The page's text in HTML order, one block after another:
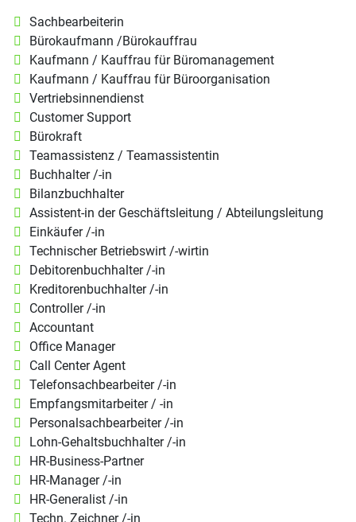
Sachbearbeiterin
Bürokaufmann /Bürokauffrau
Kaufmann / Kauffrau für Büromanagement
Kaufmann / Kauffrau für Büroorganisation
Vertriebsinnendienst
Customer Support
Bürokraft
Teamassistenz / Teamassistentin
Buchhalter /-in
Bilanzbuchhalter
Assistent-in der Geschäftsleitung / Abteilungsleitung
Einkäufer /-in
Technischer Betriebswirt /-wirtin
Debitorenbuchhalter /-in
Kreditorenbuchhalter /-in
Controller /-in
Accountant
Office Manager
Call Center Agent
Telefonsachbearbeiter /-in
Empfangsmitarbeiter / -in
Personalsachbearbeiter /-in
Lohn-Gehaltsbuchhalter /-in
HR-Business-Partner
HR-Manager /-in
HR-Generalist /-in
Techn. Zeichner /-in